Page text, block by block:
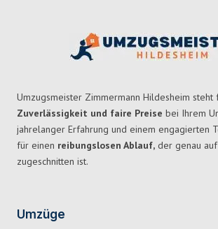
Umzugsmeister Zimmermann Hildesheim steht
Zuverlässigkeit und faire Preise bei Ihrem
jahrelanger Erfahrung und einem engagierten
für einen reibungslosen Ablauf, der genau
zugeschnitten ist.
Umzüge